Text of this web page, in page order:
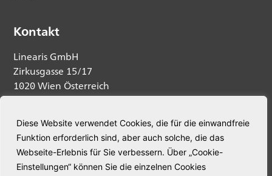
Diese Website verwendet Cookies, die für die einwandfreie
Funktion erforderlich sind, aber auch solche, die das
Webseite-Erlebnis für Sie verbessern. Über „Cookie-
Einstellungen“ können Sie die einzelnen Cookies
Kontakt
Linearis GmbH
Zirkusgasse 15/17
1020 Wien Österreich
Anfrage senden
Telefon:+43 664 5345563
E-Mail:welcome@linearis.at